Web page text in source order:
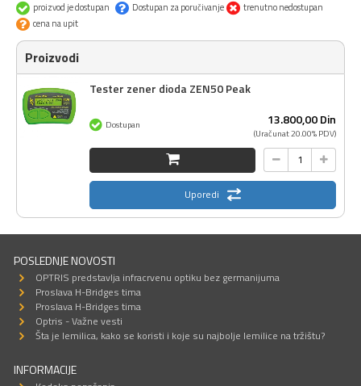
proizvod je dostupan Dostupan za poručivanje
trenutno nedostupan
cena na upit
Proizvodi
Tester zener dioda ZEN50 Peak
13.800,00Din
(Uračunat 20.00% PDV)
Dostupan
Uporedi
POSLEDNJE NOVOSTI
OPTRIS predstavlja infracrvenu optiku bez germanijuma
Proslava H-Bridges tima
Proslava H-Bridges tima
Optris - Važne vesti
Šta je lemilica, kako se koristi i koje su najbolje lemilice na tržištu?
INFORMACIJE